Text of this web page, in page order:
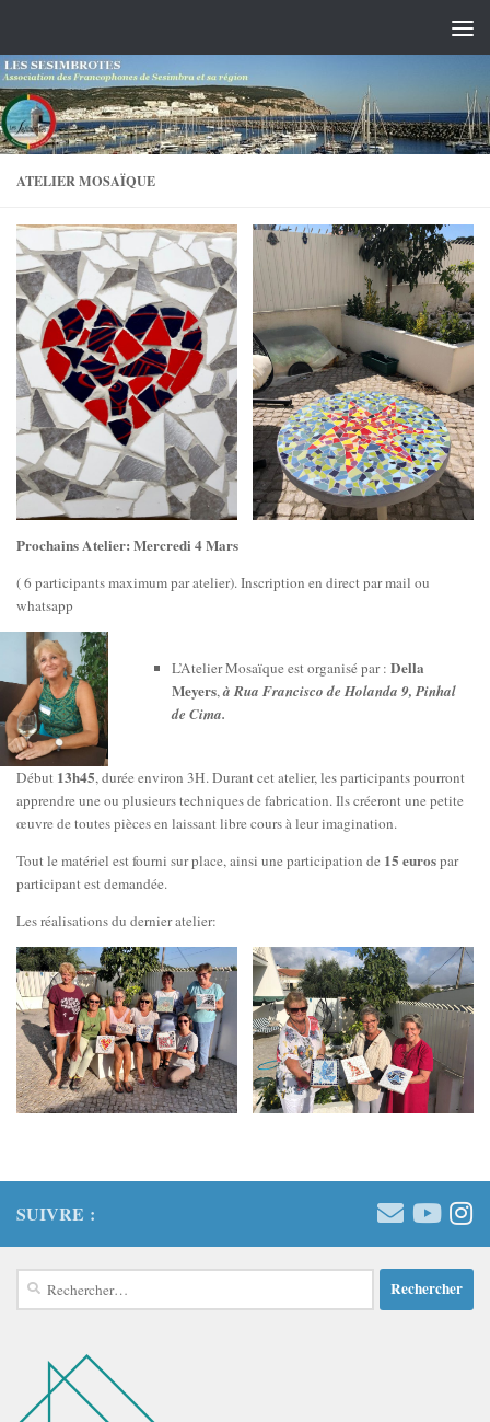
ATELIER MOSAÏQUE
Prochains Atelier: Mercredi 4 Mars
( 6 participants maximum par atelier). Inscription en direct par mail ou
whatsapp
L’Atelier Mosaïque est organisé par : Della
Meyers,à Rua Francisco de Holanda 9, Pinhal
de Cima.
Début 13h45, durée environ 3H. Durant cet atelier, les participants pourront
apprendre une ou plusieurs techniques de fabrication. Ils créeront une petite
œuvre de toutes pièces en laissant libre cours à leur imagination.
Tout le matériel est fourni sur place, ainsi une participation de 15 eurospar
participant est demandée.
Les réalisations du dernier atelier:
SUIVRE :
Rechercher :